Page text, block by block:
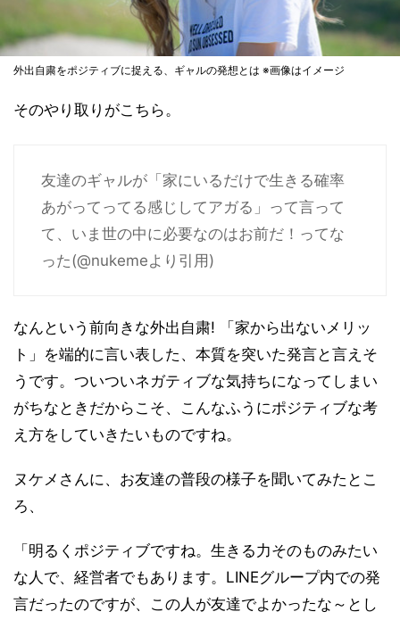
外出自粛をポジティブに捉える、ギャルの発想とは ※画像はイメージ
そのやり取りがこちら。
友達のギャルが「家にいるだけで生きる確率
あがってってる感じしてアガる」って言って
て、いま世の中に必要なのはお前だ！ってな
った(@nukemeより引用)
なんという前向きな外出自粛! 「家から出ないメリッ
ト」を端的に言い表した、本質を突いた発言と言えそ
うです。ついついネガティブな気持ちになってしまい
がちなときだからこそ、こんなふうにポジティブな考
え方をしていきたいものですね。
ヌケメさんに、お友達の普段の様子を聞いてみたとこ
ろ、
「明るくポジティブですね。生きる力そのものみたい
な人で、経営者でもあります。LINEグループ内での発
言だったのですが、この人が友達でよかったな～とし